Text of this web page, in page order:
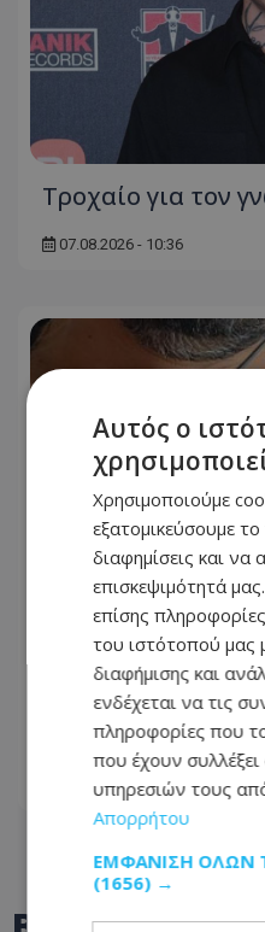
Τροχαίο για τον
07.08.2026 - 10:36
Έλληνας ηθοποιός
καρκίνο - «Πάμε
φωτογραφία που
νοσοκομείο
06.08.2026 - 21:08
Αυτός ο
Χρησιμοποιούμε
εξατομικεύσουμε
διαφημίσεις και
επισκεψιμότητά
επίσης
του ιστότοπού μας
διαφήμισης και
ενδέχεται να τις
πληροφορίες που
που έχουν
υπηρεσιών τους
Απορρήτου
ΕΜΦΆΝΙΣΗ ΌΛΩΝ
(1656) →